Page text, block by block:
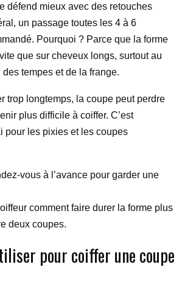
défend mieux avec des retouches
un passage toutes les 4 à 6
Pourquoi ? Parce que la forme
que sur cheveux longs, surtout au
tempes et de la frange.
trop longtemps, la coupe peut perdre
plus difficile à coiffer. C’est
pour les pixies et les coupes
vous à l’avance pour garder une
comment faire durer la forme plus
deux coupes.
pour coiffer une coupe